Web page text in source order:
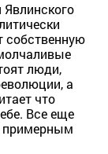
собственную
люди,
а
что
Все еще
примерным